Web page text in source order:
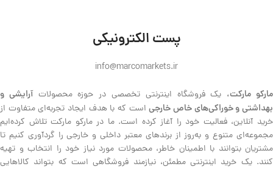
پست الکترونیکی
info@marcomarkets.ir
مارکو مارکت، یک فروشگاه اینترنتی تخصصی در حوزه محصولاتآرایشی و
بهداشتی و خوراکی‌های خاص خارجیاست که با هدف ایجاد تجربه‌ای متفاوت از
خرید آنلاین، فعالیت خود را آغاز کرده است. ما در مارکو مارکت تلاش کرده‌ایم
مجموعه‌ای متنوع و به‌روز از برندهای معتبر داخلی و خارجی را گردآوری کنیم تا
مشتریان بتوانند با اطمینان خاطر، محصولات مورد نیاز خود را انتخاب و تهیه
کنند. یک خرید اینترنتی مطمئن، نیازمند فروشگاهی است که بتواند کالاهایی